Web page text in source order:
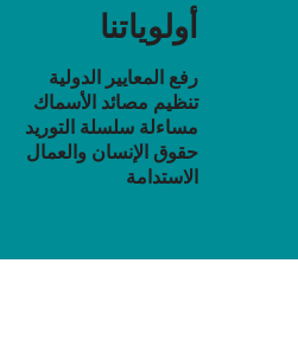
أولوياتنا
رفع المعايير الدولية
تنظيم مصائد الأسماك
مساءلة سلسلة التوريد
حقوق الإنسان والعمال
الاستدامة